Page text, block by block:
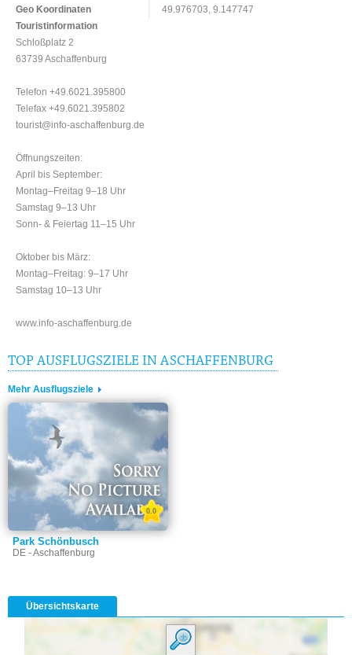
Geo Koordinaten
49.976703, 9.147747
Touristinformation
Schloßplatz 2
63739 Aschaffenburg
Telefon +49.6021.395800
Telefax +49.6021.395802
tourist@info-aschaffenburg.de
Öffnungszeiten:
April bis September:
Montag–Freitag 9–18 Uhr
Samstag 9–13 Uhr
Sonn- & Feiertag 11–15 Uhr
Oktober bis März:
Montag–Freitag: 9–17 Uhr
Samstag 10–13 Uhr
www.info-aschaffenburg.de
TOP AUSFLUGSZIELE IN ASCHAFFENBURG
Mehr Ausflugsziele
Park Schönbusch
DE - Aschaffenburg
0.0
Übersichtskarte